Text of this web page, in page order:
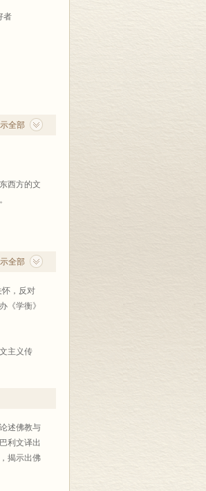
者
全部
西方的文
全部
怀，反对
《学衡》
主义传
述佛教与
利文译出
揭示出佛